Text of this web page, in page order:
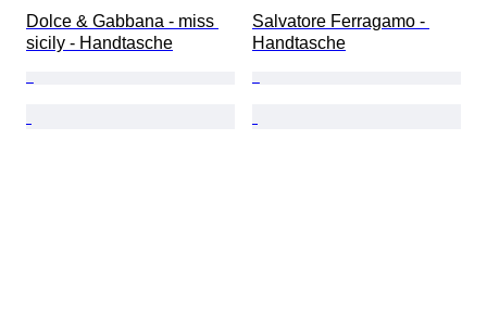
Dolce & Gabbana - miss
sicily - Handtasche
Salvatore Ferragamo -
Handtasche